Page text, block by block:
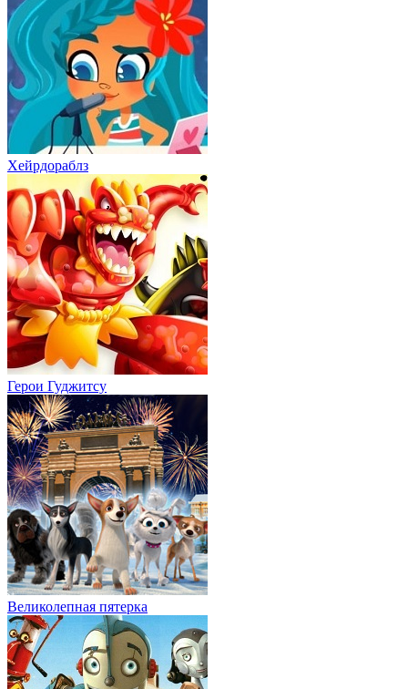
Хейрдораблз
Герои Гуджитсу
Великолепная пятерка